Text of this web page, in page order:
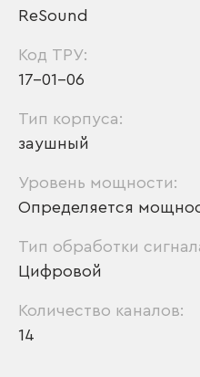
ReSound
Код ТРУ:
17-01-06
Тип корпуса:
заушный
Уровень мощности:
Определяется
Тип обработки
Цифровой
Количество каналов:
14